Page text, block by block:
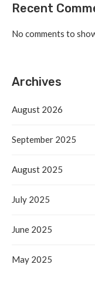
Recent
No comments to
Archives
August 2026
September 2025
August 2025
July 2025
June 2025
May 2025